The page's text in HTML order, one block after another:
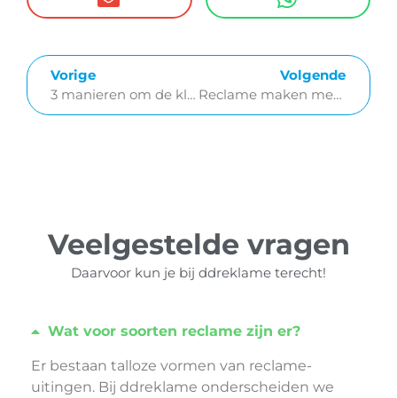
Vorige
3 manieren om de klantbeleving in jouw winkel te verhogen
Volgende
Reclame maken met duurzame materialen
Veelgestelde vragen
Daarvoor kun je bij ddreklame terecht!
Wat voor soorten reclame zijn er?
Er bestaan talloze vormen van reclame-
uitingen. Bij ddreklame onderscheiden we